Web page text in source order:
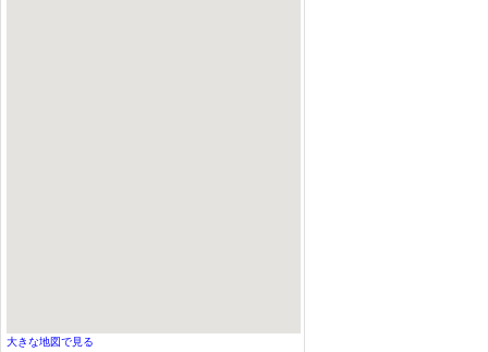
大きな地図で見る